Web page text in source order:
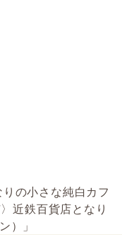
りの小さな純白カフ
〉近鉄百貨店となり
）」